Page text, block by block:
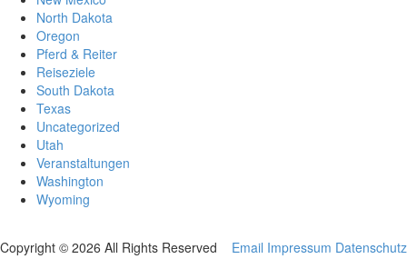
North Dakota
Oregon
Pferd & Reiter
Reiseziele
South Dakota
Texas
Uncategorized
Utah
Veranstaltungen
Washington
Wyoming
Copyright © 2026 All Rights Reserved Email Impressum Datenschutz